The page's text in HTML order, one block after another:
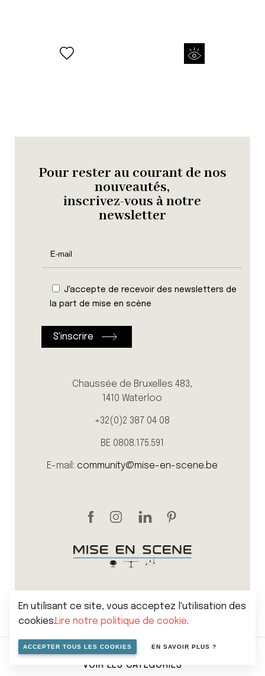
VOIR LES CATÉGORIES
Pour rester au courant de nos
nouveautés,
inscrivez-vous à notre
newsletter
J'accepte de recevoir des newsletters de
la part de mise en scène
Chaussée de Bruxelles 483,
1410 Waterloo
+32(0)2 387 04 08
BE 0808.175.591
E-mail: community@mise-en-scene.be
Cookies
En utilisant ce site, vous acceptez l'utilisation des
cookies.Lire notre politique de cookie.
ACCEPTER TOUS LES COOKIES EN SAVOIR PLUS ?